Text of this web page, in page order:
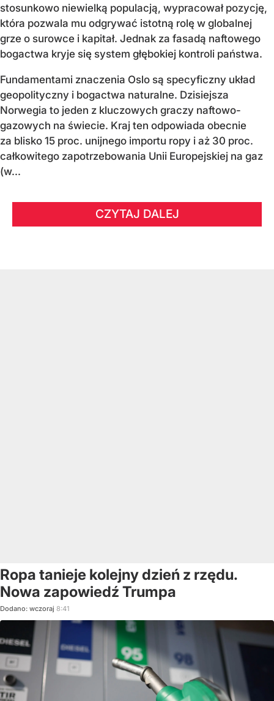
stosunkowo niewielką populacją, wypracował pozycję,
która pozwala mu odgrywać istotną rolę w globalnej
grze o surowce i kapitał. Jednak za fasadą naftowego
bogactwa kryje się system głębokiej kontroli państwa.
Fundamentami znaczenia Oslo są specyficzny układ
geopolityczny i bogactwa naturalne. Dzisiejsza
Norwegia to jeden z kluczowych graczy naftowo-
gazowych na świecie. Kraj ten odpowiada obecnie
za blisko 15 proc. unijnego importu ropy i aż 30 proc.
całkowitego zapotrzebowania Unii Europejskiej na gaz
(w...
CZYTAJ DALEJ
Ropa tanieje kolejny dzień z rzędu.
Nowa zapowiedź Trumpa
Dodano: wczoraj 8:41